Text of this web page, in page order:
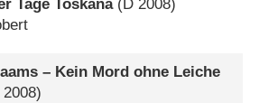
Tage Toskana(D 2008)
– Kein Mord ohne Leiche
2008)